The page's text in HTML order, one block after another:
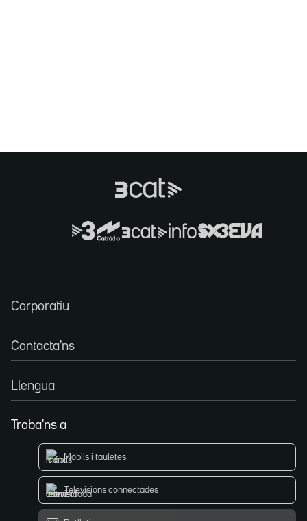
Corporatiu
Contacta'ns
Llengua
Troba'ns a
Mòbils i tauletes
Televisions connectades